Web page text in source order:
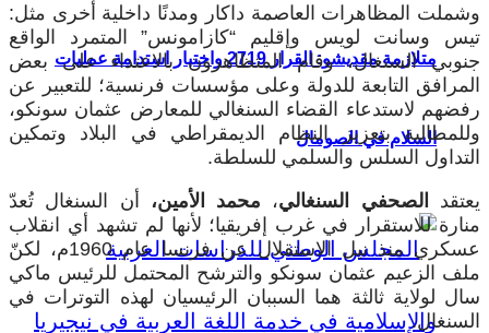
متلازمة مقديشو: القرار 2719 واختبار استدامة عمليات
السلام في الصومال
وشملت المظاهرات العاصمة داكار ومدنًا داخلية أخرى مثل:
تيس وسانت لويس وإقليم “كازامونس” المتمرد الواقع
جنوبي السنغال، وقام المتظاهرون بالاعتداء على بعض
المرافق التابعة للدولة وعلى مؤسسات فرنسية؛ للتعبير عن
رفضهم لاستدعاء القضاء السنغالي للمعارض عثمان سونكو،
وللمطالبة بتعزيز النظام الديمقراطي في البلاد وتمكين
التداول السلس والسلمي للسلطة.
يعتقد
الصحفي السنغالي، محمد الأمين،
أن السنغال تُعدّ
منارة للاستقرار في غرب إفريقيا؛ لأنها لم تشهد أي انقلاب
عسكري منذ نيل الاستقلال عن فرنسا عام 1960م، لكنّ
ملف الزعيم عثمان سونكو والترشح المحتمل للرئيس ماكي
سال لولاية ثالثة هما السببان الرئيسيان لهذه التوترات في
السنغال.